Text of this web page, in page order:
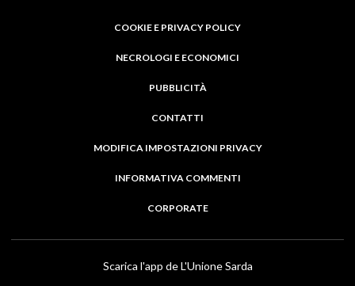
COOKIE E PRIVACY POLICY
NECROLOGI E ECONOMICI
PUBBLICITÀ
CONTATTI
MODIFICA IMPOSTAZIONI PRIVACY
INFORMATIVA COMMENTI
CORPORATE
Scarica l'app de L'Unione Sarda